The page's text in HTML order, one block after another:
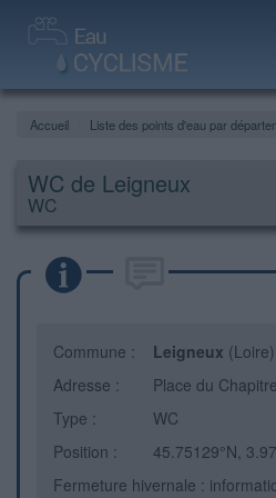
Accueil Liste des points d'eau par
WC de Leigneux
WC
Commune : Leigneux (Loire)
Adresse :
Place du
Type :
WC
Position :
45.75129°N,
Fermeture hivernale :